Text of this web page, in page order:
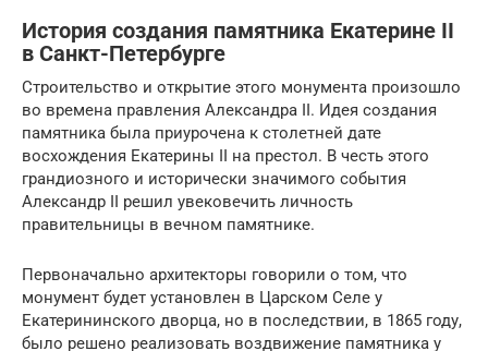
История создания памятника Екатерине II
в Санкт-Петербурге
Строительство и открытие этого монумента произошло
во времена правления Александра II. Идея создания
памятника была приурочена к столетней дате
восхождения Екатерины II на престол. В честь этого
грандиозного и исторически значимого события
Александр II решил увековечить личность
правительницы в вечном памятнике.
Первоначально архитекторы говорили о том, что
монумент будет установлен в Царском Селе у
Екатерининского дворца, но в последствии, в 1865 году,
было решено реализовать воздвижение памятника у